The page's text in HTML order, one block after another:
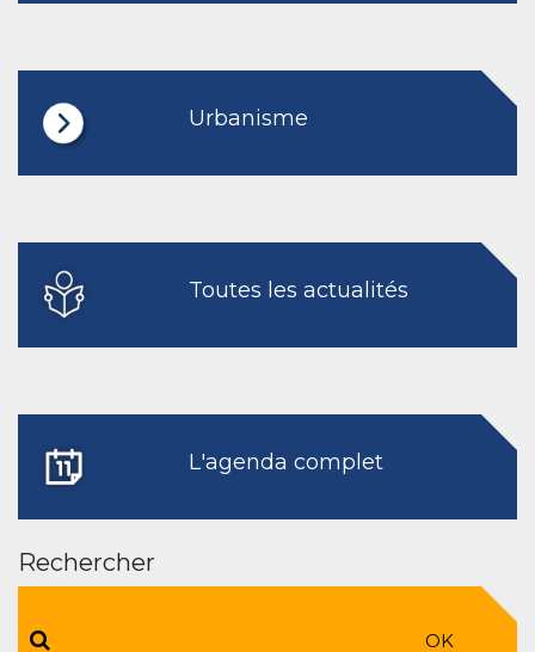
Urbanisme
Toutes les actualités
L'agenda complet
Rechercher
OK